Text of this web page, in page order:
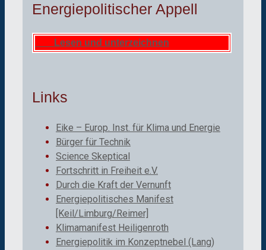
Energiepolitischer Appell
Lesen und unterzeichnen
Links
Eike – Europ. Inst. für Klima und Energie
Bürger für Technik
Science Skeptical
Fortschritt in Freiheit e.V.
Durch die Kraft der Vernunft
Energiepolitisches Manifest
[Keil/Limburg/Reimer]
Klimamanifest Heiligenroth
Energiepolitik im Konzeptnebel (Lang)